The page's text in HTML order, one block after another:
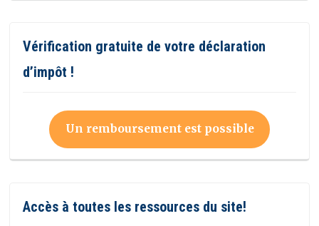
Vérification gratuite de votre déclaration
d’impôt !
Un remboursement est possible
Accès à toutes les ressources du site!